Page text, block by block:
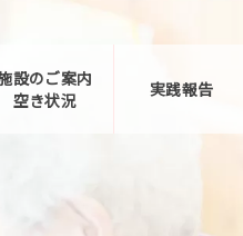
設のご案内
空き状況
実践報告